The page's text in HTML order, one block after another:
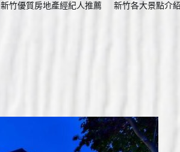
新竹優質房地產經紀人推薦 新竹各大景點介